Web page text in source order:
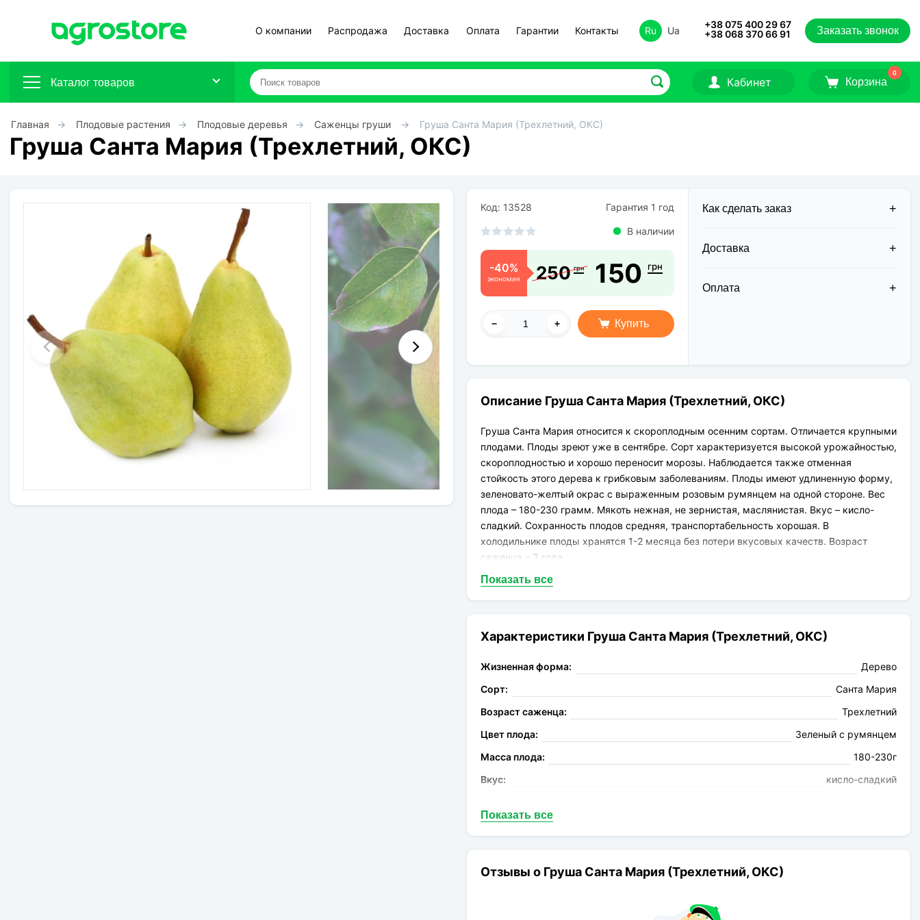
О компании Распродажа Доставка Оплата Гарантии Контакты Ru Ua
+38 075 400 29 67
+38 068 370 66 91
Заказать звонок
Каталог товаров Кабинет Корзина
0
Плодовые кустарники
Травы
Овощи (на посадку)
Штамбовые ягодные кусты
Семена
Главная Плодовые растения Плодовые деревья Саженцы груши Груша Санта Мария (Трехлетний, ОКС)
Груша Санта Мария (Трехлетний, ОКС)
Код: 13528 Гарантия 1 год
В наличии
-40%
экономия 250 грн 150 грн
Купить
Как сделать заказ
Доставка
осуществляется двумя курьерскими
службами:
Оплата
Описание Груша Санта Мария (Трехлетний, ОКС)
Груша Санта Мария относится к скороплодным осенним сортам. Отличается крупными
плодами. Плоды зреют уже в сентябре. Сорт характеризуется высокой урожайностью,
скороплодностью и хорошо переносит морозы. Наблюдается также отменная
стойкость этого дерева к грибковым заболеваниям. Плоды имеют удлиненную форму,
зеленовато-желтый окрас с выраженным розовым румянцем на одной стороне. Вес
плода – 180-230 грамм. Мякоть нежная, не зернистая, маслянистая. Вкус – кисло-
сладкий. Сохранность плодов средняя, транспортабельность хорошая. В
холодильнике плоды хранятся 1-2 месяца без потери вкусовых качеств. Возраст
саженца – 3 года.
Показать все
Характеристики Груша Санта Мария (Трехлетний, ОКС)
Жизненная форма:
Дерево
Сорт:
Санта Мария
Возраст саженца:
Трехлетний
Цвет плода:
Зеленый с румянцем
Масса плода:
180-230г
Вкус:
кисло-сладкий
Опыление:
Род:
Показать все
Отзывы о Груша Санта Мария (Трехлетний, ОКС)